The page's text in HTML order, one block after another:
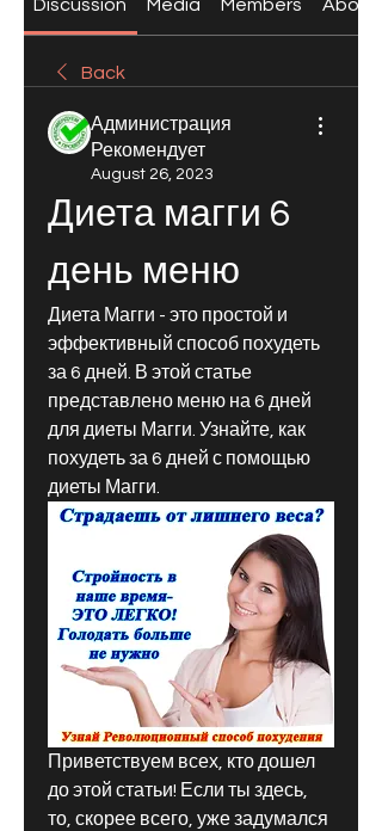
Discussion Media Members About
Back
Администрация
Рекомендует
August 26, 2023
Диета магги 6
день меню
Диета Магги - это простой и
эффективный способ похудеть
за 6 дней. В этой статье
представлено меню на 6 дней
для диеты Магги. Узнайте, как
похудеть за 6 дней с помощью
диеты Магги.
Приветствуем всех, кто дошел
до этой статьи! Если ты здесь,
то, скорее всего, уже задумался